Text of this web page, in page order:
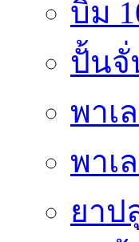
บิม
ปั้นจั่
พาเ
พาเ
ยาป